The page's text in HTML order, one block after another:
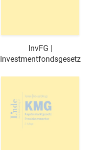
InvFG |
Investmentfondsgesetz